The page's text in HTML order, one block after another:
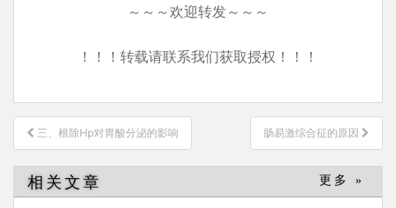
～～～欢迎转发～～～
！！！转载请联系我们获取授权！！！
文
章
导
航
三、根除Hp对胃酸分泌的影响 肠易激综合征的原因
相关文章 更多 »